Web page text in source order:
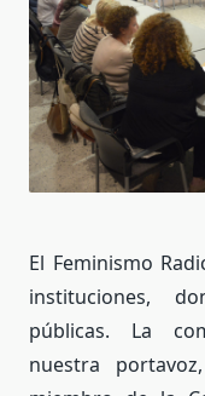
El Feminismo
instituciones,
públicas. La
nuestra